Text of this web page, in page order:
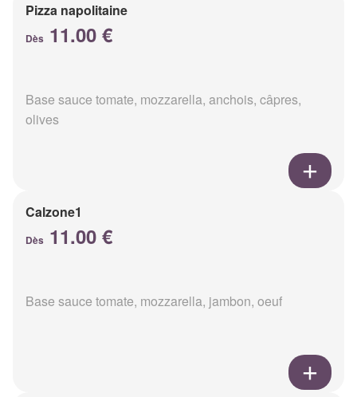
Pizza napolitaine
Dès 11.00 €
Base sauce tomate, mozzarella, anchois, câpres,
olives
Calzone1
Dès 11.00 €
Base sauce tomate, mozzarella, jambon, oeuf